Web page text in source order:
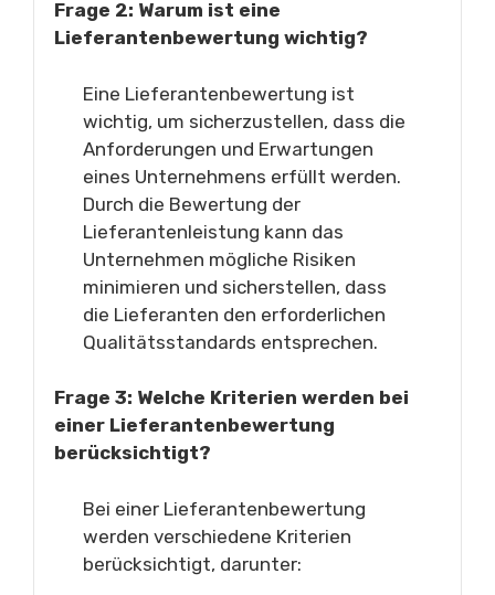
Frage 2: Warum ist eine
Lieferantenbewertung wichtig?
Eine Lieferantenbewertung ist
wichtig, um sicherzustellen, dass die
Anforderungen und Erwartungen
eines Unternehmens erfüllt werden.
Durch die Bewertung der
Lieferantenleistung kann das
Unternehmen mögliche Risiken
minimieren und sicherstellen, dass
die Lieferanten den erforderlichen
Qualitätsstandards entsprechen.
Frage 3: Welche Kriterien werden bei
einer Lieferantenbewertung
berücksichtigt?
Bei einer Lieferantenbewertung
werden verschiedene Kriterien
berücksichtigt, darunter: